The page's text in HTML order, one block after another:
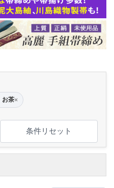
お茶×
条件リセット